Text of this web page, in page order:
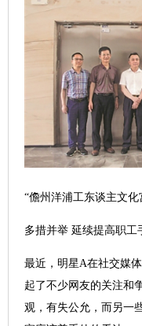
“儋州洋浦工东谈主文化
多措并举 延续提高职工
最近，明星A在社交媒
起了不少网友的关注和
观，有失公允，而另一